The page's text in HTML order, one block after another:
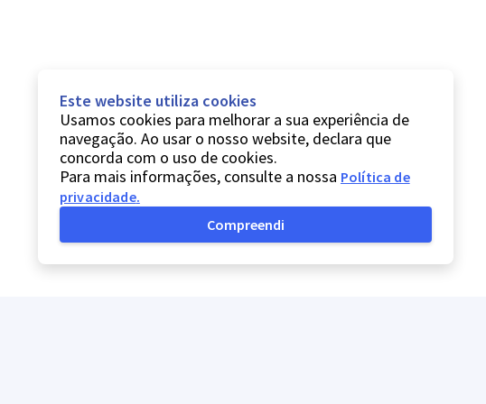
Este website utiliza cookies
Usamos cookies para melhorar a sua experiência de
navegação. Ao usar o nosso website, declara que
concorda com o uso de cookies.
Para mais informações, consulte a nossa Política de
privacidade.
Compreendi